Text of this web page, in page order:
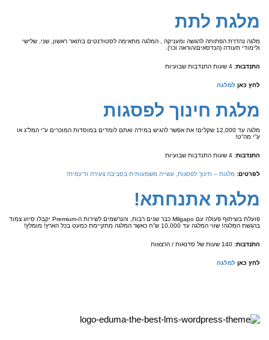
מלגת לתת
מלגה נהדרת הפתוחה להגשה ומעניקה , המלגה מתאימה לסטודנטים בתואר ראשון, שני, שלישי
ולימודי תעודה (הנדסאים/הוראה וכו’).
התנדבות:
לחץ כאן למלגה
מלגת חינוך לפסגות
מלגה עד 12,000 שקלים! את אפשר להגיש במידה ואתם לומדים במוסדות המוכרים ע”י המל”ג או
ע”י מה”ט!
התנדבות:
לפרטים: מלגות – חינוך לפסגות, עשייה משמעותית בסביבה צעירה ודינמית!
מלגת אתנחתא!
פועלת בשיתוף פעולה עם Milgapo כבר שנים רבות, והנרשמים לשירות ה-Premium יקבלו סיוע צמוד
בהגשת המלגה! שווי המלגה עד 10,000 ש”ח כאשר המלגה מתקיימת כמעט בכל הארץ! מומלץ!
התנדבות:
לחץ כאן למלגה